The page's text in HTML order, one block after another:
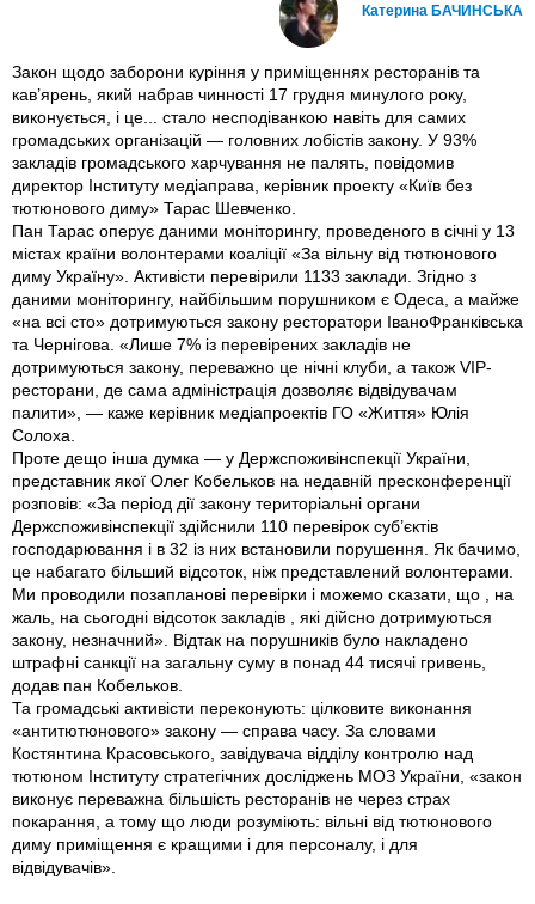
Катерина БАЧИНСЬКА
Закон щодо заборони куріння у приміщеннях ресторанів та
кав’ярень, який набрав чинності 17 грудня минулого року,
виконується, і це... стало несподіванкою навіть для самих
громадських організацій — головних лобістів закону. У 93%
закладів громадського харчування не палять, повідомив
директор Інституту медіа­права, керівник проекту «Київ без
тютюнового диму» Тарас Шевченко.
Пан Тарас оперує даними моніторингу, проведеного в січні у 13
містах країни волонтерами коаліції «За вільну від тютюнового
диму Україну». Активісти перевірили 1133 заклади. Згідно з
даними моніторингу, найбільшим порушником є Одеса, а майже
«на всі сто» дотримуються закону ресторатори Івано­Франківська
та Чернігова. «Лише 7% із перевірених закладів не
дотримуються закону, переважно це нічні клуби, а також VIP­
ресторани, де сама адміністрація дозволяє відвідувачам
палити», — каже керівник медіапроектів ГО «Життя» Юлія
Солоха.
Проте дещо інша думка — у Держспоживінспекції України,
представник якої Олег Кобельков на недавній прес­конференції
розповів: «За період дії закону територіальні органи
Держспоживінспекції здійснили 110 перевірок суб’єктів
господарювання і в 32 iз них встановили порушення. Як бачимо,
це набагато більший відсоток, ніж представлений волонтерами.
Ми проводили позапланові перевірки і можемо сказати, що , на
жаль, на сьогодні відсоток закладів , які дійсно дотримуються
закону, незначний». Відтак на порушників було накладено
штрафні санкції на загальну суму в понад 44 тисячі гривень,
додав пан Кобельков.
Та громадські активісти переконують: цілковите виконання
«антитютюнового» закону — справа часу. За словами
Костянтина Красовського, завідувача відділу контролю над
тютюном Інституту стратегічних досліджень МОЗ України, «закон
виконує переважна більшість ресторанів не через страх
покарання, а тому що люди розуміють: вільні від тютюнового
диму приміщення є кращими і для персоналу, і для
відвідувачів».